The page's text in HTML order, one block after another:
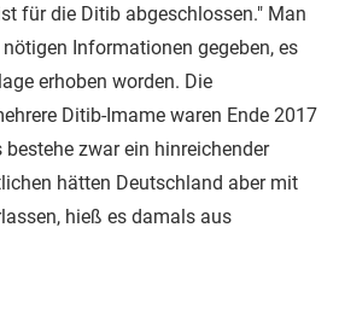
für die Ditib abgeschlossen." Man
Informationen gegeben, es
erhoben worden. Die
Ditib-Imame waren Ende 2017
zwar ein hinreichender
hätten Deutschland aber mit
hieß es damals aus